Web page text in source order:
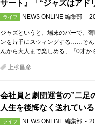
サート』「“ジャズはアド
ライフ NEWS ONLINE 編集部
ジャズというと、場末のバーで、
ンを片手にスウィングする……そん
んから大人まで楽しめる、『0才
上柳昌彦
会社員と劇団運営の”二足
人生を後悔なく送れている
ライフ NEWS ONLINE 編集部